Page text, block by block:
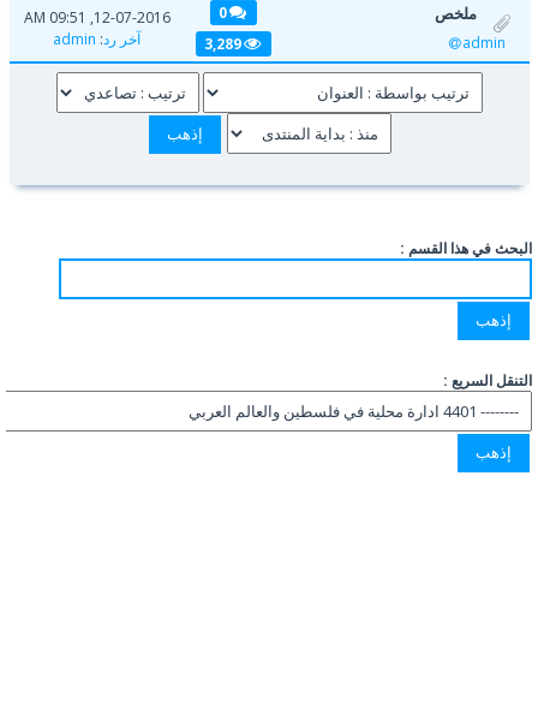
ملخص
admin
0
3,289
12-07-2016, 09:51 AM
آخر رد:
admin
البحث في هذا القسم :
التنقل السريع :